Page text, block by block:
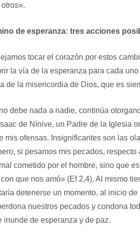
de esperanza: tres acciones
tocar el corazón por estos
la vía de la esperanza para cada
de la misericordia de Dios, que es
debe nada a nadie, continúa
de Nínive, un Padre de la Iglesia
mis ofensas. Insignificantes son las
si pesamos mis pecados,
cometido por el hombre, sino que
que nos amó» (Ef 2,4). Al mismo
detenerse un momento, al inicio
nuestros pecados y condona
inunde de esperanza y de paz.